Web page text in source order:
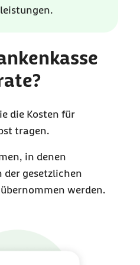
die Kosten für
tragen.
in denen
gesetzlichen
werden.